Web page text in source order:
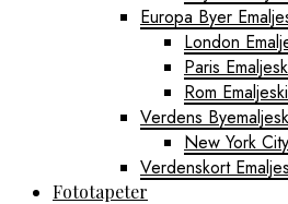
Europa Byer
London
Paris
Rom
Verdens
New York
Verdenskort
Fototapeter